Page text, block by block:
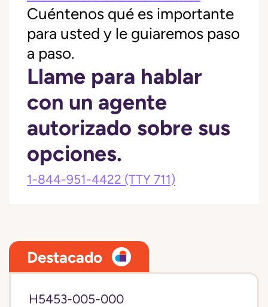
Cuéntenos qué es importante
para usted y le guiaremos paso
a paso.
Llame para hablar
con un agente
autorizado sobre sus
opciones.
1-844-951-4422 (TTY 711)
Destacado
H5453-005-000